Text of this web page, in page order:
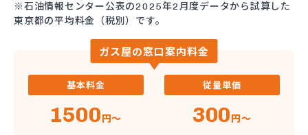
※石油情報センター公表の2025年2月度データから試算した
東京都の平均料金（税別）です。
ガス屋の窓口案内料金
基本料金
1500円～
従量単価
300円～